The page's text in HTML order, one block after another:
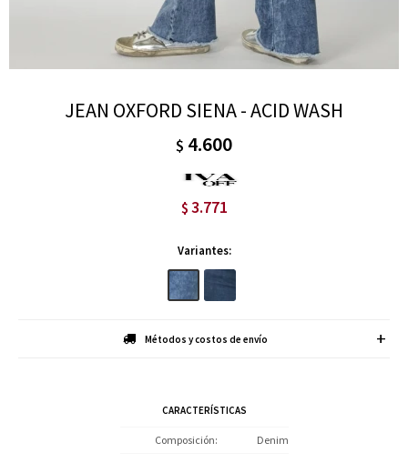
JEAN OXFORD SIENA - ACID WASH
$ 4.600
$ 3.771
Variantes:
Métodos y costos de envío
CARACTERÍSTICAS
Composición Denim